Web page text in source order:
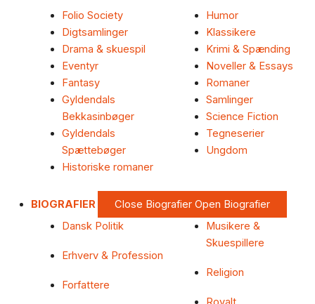
Folio Society
Digtsamlinger
Drama & skuespil
Eventyr
Fantasy
Gyldendals
Bekkasinbøger
Gyldendals
Spættebøger
Historiske romaner
Humor
Klassikere
Krimi & Spænding
Noveller & Essays
Romaner
Samlinger
Science Fiction
Tegneserier
Ungdom
BIOGRAFIER Close Biografier Open Biografier
Dansk Politik
Erhverv & Profession
Forfattere
Musikere &
Skuespillere
Religion